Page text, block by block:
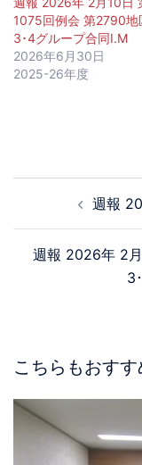
1075回例会 第2790地
3･4グループ合同I.M
2026年6月30日
2025-26年度
週報
週報 2026年 2
3
こちらもおすす